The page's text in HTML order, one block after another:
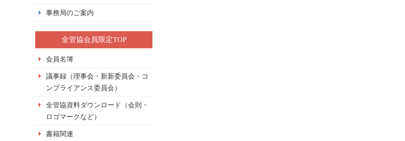
事務局のご案内
全管協会員限定TOP
会員名簿
議事録（理事会・新新委員会・コ
ンプライアンス委員会）
全管協資料ダウンロード（会則・
ロゴマークなど）
書籍関連